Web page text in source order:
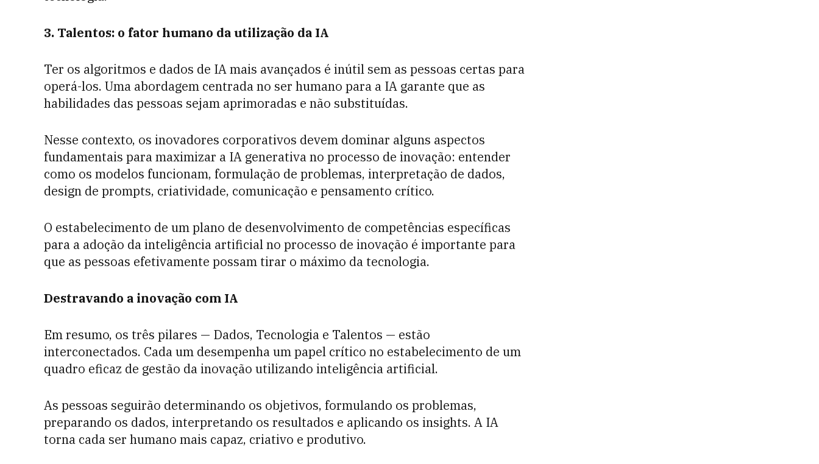
3. Talentos: o fator humano da utilização da IA
Ter os algoritmos e dados de IA mais avançados é inútil sem as pessoas certas para
operá-los. Uma abordagem centrada no ser humano para a IA garante que as
habilidades das pessoas sejam aprimoradas e não substituídas.
Nesse contexto, os inovadores corporativos devem dominar alguns aspectos
fundamentais para maximizar a IA generativa no processo de inovação: entender
como os modelos funcionam, formulação de problemas, interpretação de dados,
design de prompts, criatividade, comunicação e pensamento crítico.
O estabelecimento de um plano de desenvolvimento de competências específicas
para a adoção da inteligência artificial no processo de inovação é importante para
que as pessoas efetivamente possam tirar o máximo da tecnologia.
Destravando a inovação com IA
Em resumo, os três pilares — Dados, Tecnologia e Talentos — estão
interconectados. Cada um desempenha um papel crítico no estabelecimento de um
quadro eficaz de gestão da inovação utilizando inteligência artificial.
As pessoas seguirão determinando os objetivos, formulando os problemas,
preparando os dados, interpretando os resultados e aplicando os insights. A IA
torna cada ser humano mais capaz, criativo e produtivo.